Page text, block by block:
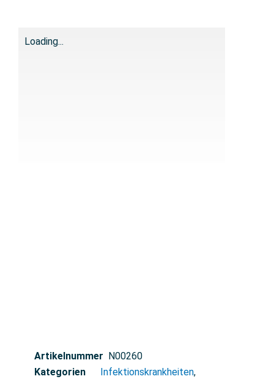
Loading...
Artikelnummer
N00260
Kategorien
Infektionskrankheiten,